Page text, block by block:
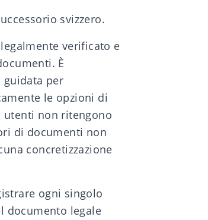
svizzero.
verificato e
È
guidata per
le opzioni di
utenti non ritengono
di documenti non
concretizzazione
ogni singolo
documento legale